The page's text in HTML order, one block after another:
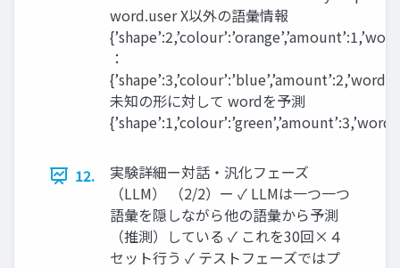
word.user X以外の語彙情報
：
未知の形に対して wordを予測
12.
実験詳細ー対話・汎化フェーズ
（LLM） （2/2）ー ✓ LLMは一つ一つ
語彙を隠しながら他の語彙から予測
（推測）している ✓ これを30回×４
セット行う ✓ テストフェーズではプ